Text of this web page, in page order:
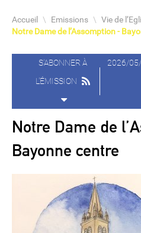
Accueil \ Emissions \ Vie de
Notre Dame de l’Assomption -
S'ABONNER À
L'ÉMISSION
2026/
Notre Dame de
Bayonne centre